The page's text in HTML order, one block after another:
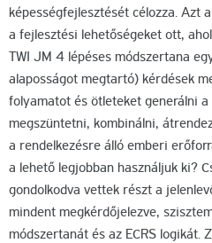
képességfejlesztését célozza. Azt
a fejlesztési lehetőségeket ott,
TWI JM 4 lépéses módszertana
alaposságot megtartó) kérdések
folyamatot és ötleteket generálni a
megszüntetni, kombinálni,
a rendelkezésre álló emberi
a lehető legjobban használjuk ki?
gondolkodva vettek részt a
mindent megkérdőjelezve,
módszertanát és az ECRS logikát.